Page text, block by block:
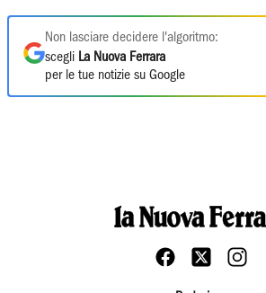
Non lasciare decidere l'algoritmo:
scegli La Nuova Ferrara
per le tue notizie su Google